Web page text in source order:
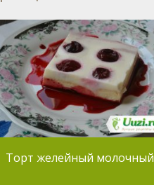
Торт желейный молочный